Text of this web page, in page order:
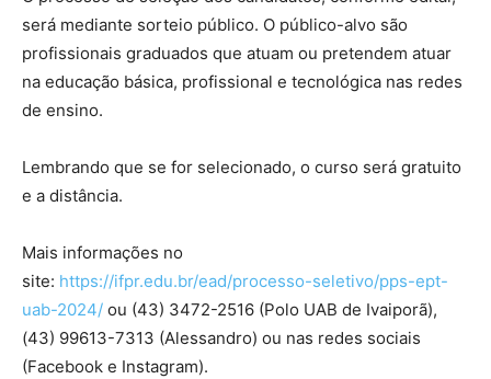
será mediante sorteio público. O público-alvo são
profissionais graduados que atuam ou pretendem atuar
na educação básica, profissional e tecnológica nas redes
de ensino.
Lembrando que se for selecionado, o curso será gratuito
e a distância.
Mais informações no
site: https://ifpr.edu.br/ead/processo-seletivo/pps-ept-
uab-2024/ ou (43) 3472-2516 (Polo UAB de Ivaiporã),
(43) 99613-7313 (Alessandro) ou nas redes sociais
(Facebook e Instagram).